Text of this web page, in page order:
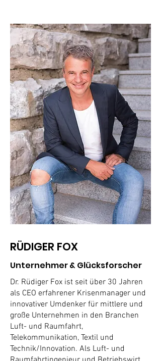
RÜDIGER FOX
Unternehmer & Glücksforscher
Dr. Rüdiger Fox ist seit über 30 Jahren
als CEO erfahrener Krisenmanager und
innovativer Umdenker für mittlere und
große Unternehmen in den Branchen
Luft- und Raumfahrt,
Telekommunikation, Textil und
Technik/Innovation. Als Luft- und